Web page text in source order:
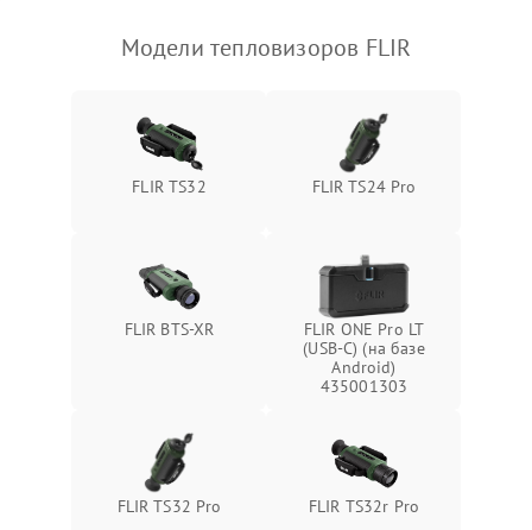
Модели тепловизоров FLIR
FLIR TS32 FLIR TS24 Pro
FLIR BTS-XR
FLIR ONE Pro LT
(USB-C) (на базе
Android)
435001303
FLIR TS32 Pro FLIR TS32r Pro